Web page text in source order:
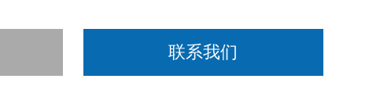
联系我们